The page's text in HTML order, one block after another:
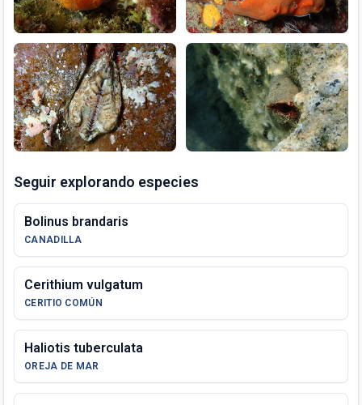
Seguir explorando especies
Bolinus brandaris
CANADILLA
Cerithium vulgatum
CERITIO COMÚN
Haliotis tuberculata
OREJA DE MAR